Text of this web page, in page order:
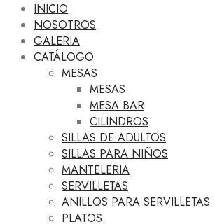
INICIO
NOSOTROS
GALERIA
CATÁLOGO
MESAS
MESAS
MESA BAR
CILINDROS
SILLAS DE ADULTOS
SILLAS PARA NIÑOS
MANTELERIA
SERVILLETAS
ANILLOS PARA SERVILLETAS
PLATOS